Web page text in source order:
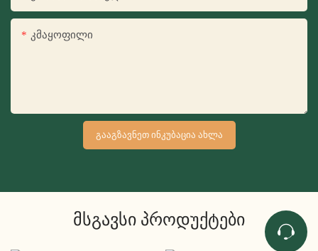
Კმაყოფილი
ᲒᲐᲐᲒᲖᲐᲕᲜᲔᲗ ᲘᲜᲙᲣᲑᲐᲪᲘᲐ ᲐᲮᲚᲐ
Მსგავსი Პროდუქტები